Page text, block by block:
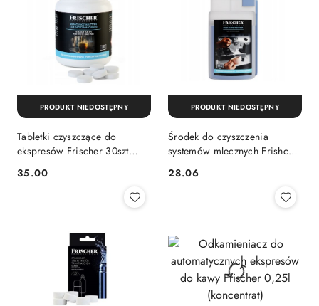
Tabletki czyszczące do
ekspresów Frischer 30szt
Cena:
35.00
PRODUKT NIEDOSTĘPNY
Środek do czyszczenia
systemów mlecznych Frishcer
Cena:
28.06
PRODUKT NIEDOSTĘPNY